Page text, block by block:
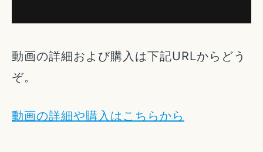
動画の詳細および購入は下記URLからどう
ぞ。
動画の詳細や購入はこちらから